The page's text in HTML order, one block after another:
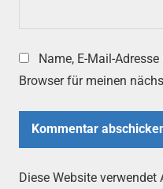
Name, E-Mail-
Browser für meinen
Diese Website